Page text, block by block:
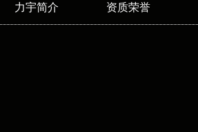
力宇简介 资质荣誉